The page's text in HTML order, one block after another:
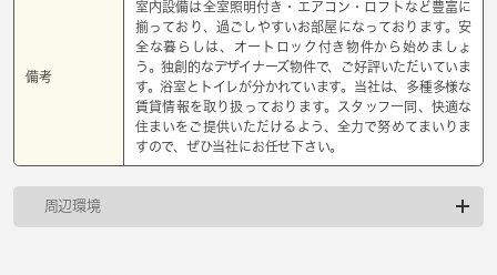
備考
室内設備は全室照明付き・エアコン・ロフトなど豊富に
揃っており、過ごしやすいお部屋になっております。安
全な暮らしは、オートロック付き物件から始めましょ
う。独創的なデザイナーズ物件で、ご好評いただいていま
す。浴室とトイレが分かれています。当社は、多種多様な
賃貸情報を取り扱っております。スタッフ一同、快適な
住まいをご提供いただけるよう、全力で努めてまいりま
すので、ぜひ当社にお任せ下さい。
周辺環境